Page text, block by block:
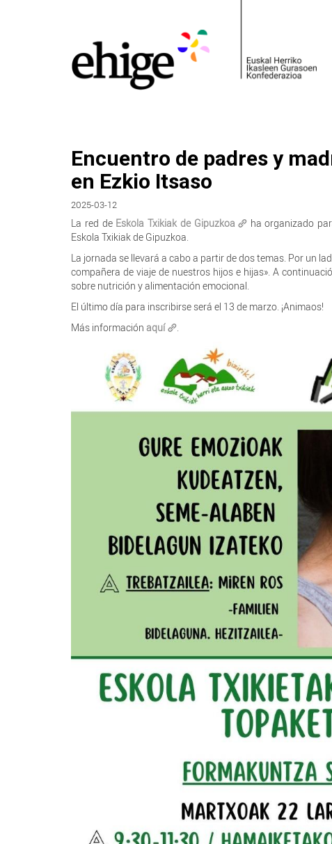
Encuentro de padres y
en Ezkio Itsaso
2025-03-12
La red de Eskola Txikiak de Gipuzkoa
ha organizado
Eskola Txikiak de Gipuzkoa.
La jornada se llevará a cabo a partir de dos temas. Por un
compañera de viaje de nuestros hijos e hijas». A
sobre nutrición y alimentación emocional.
El último día para inscribirse será el 13 de marzo. ¡Animaos!
Más información aquí .